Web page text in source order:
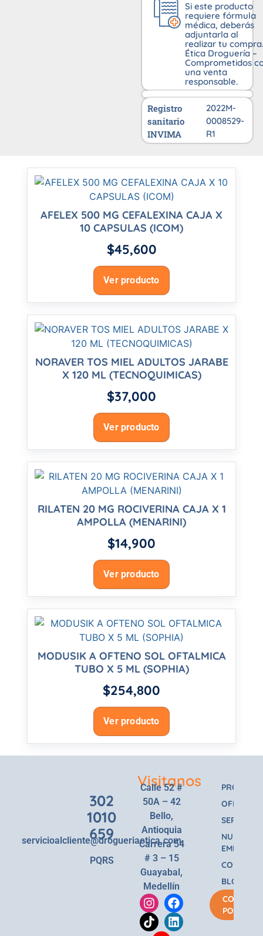
Si este producto
requiere fórmula
médica, deberás
adjuntarla al
realizar tu compra.
Ética Droguería –
Comprometidos
una venta
responsable.
Registro
sanitario
INVIMA
2022M-
0008529-
R1
AFELEX 500 MG CEFALEXINA CAJA X
10 CAPSULAS (ICOM)
$45,600
Ver producto
NORAVER TOS MIEL ADULTOS JARABE
X 120 ML (TECNOQUIMICAS)
$37,000
Ver producto
RILATEN 20 MG ROCIVERINA CAJA X 1
AMPOLLA (MENARINI)
$14,900
Ver producto
MODUSIK A OFTENO SOL OFTALMICA
TUBO X 5 ML (SOPHIA)
$254,800
Ver producto
302
1010
659
servicioalcliente@drogueriaetica.com
PQRS
Visitanos
Calle 52 #
50A – 42
Bello,
Antioquia
Carrera 54
# 3 – 15
Guayabal,
Medellín
OFERTAS
SERVICIOS
NUESTRA
EMPRESA
BLOG
COMPRA
POR